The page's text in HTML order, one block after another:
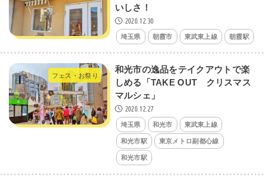
いしさ！
2020.12.30
埼玉県 朝霞市 東武東上線 朝霞駅
フェス・お祭り
和光市の逸品をテイクアウトで楽
しめる「TAKE OUT クリスマス
マルシェ」
2020.12.27
埼玉県 和光市 東武東上線
和光市駅 東京メトロ副都心線
和光市駅